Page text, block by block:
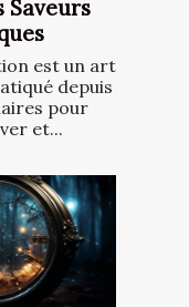
Saveurs
est un art
depuis
pour
et...